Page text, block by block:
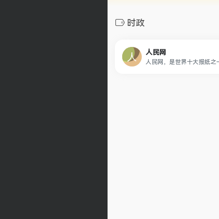
时政
人民网